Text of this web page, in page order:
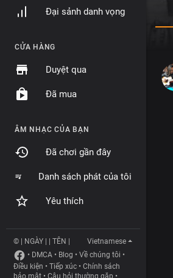
Đại sảnh danh vọng
CỬA HÀNG
Duyệt qua
Đã mua
ÂM NHẠC CỦA BẠN
Đã chơi gần đây
Danh sách phát của tôi
Yêu thích
© | NGÀY | | TÊN |
Vietnamese
• DMCA • Blog • Về chúng tôi •
Điều kiện • Tiếp xúc • Chính sách
bảo mật • Câu hỏi thường gặp •